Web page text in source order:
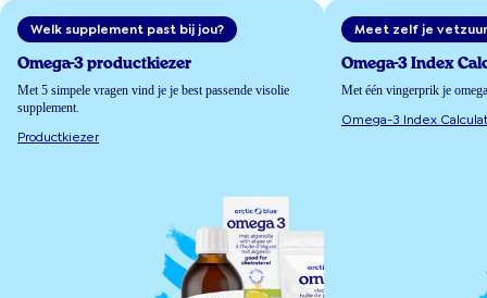
Welk supplement past bij jou?
Omega-3 productkiezer
Met 5 simpele vragen vind je je best passende visolie
supplement.
Productkiezer
Meet zelf je
Omega-3 Index
Met één vingerprik je
Omega-3 Index